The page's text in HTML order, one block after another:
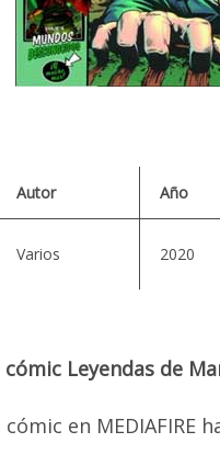
Autor Año
Varios 2020
Leyendas de
en MEDIAFIRE